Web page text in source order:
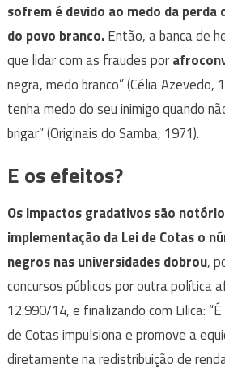
sofrem é devido ao medo da perda
do povo branco.Então, a banca de
que lidar com as fraudes por
negra, medo branco” (Célia Azevedo,
tenha medo do seu inimigo quando
brigar” (Originais do Samba, 1971).
E os efeitos?
Os impactos gradativos são
implementação da Lei de Cotas o
negros nas universidades dobrou,
concursos públicos por outra política
12.990/14, e finalizando com Lilica:
de Cotas impulsiona e promove a
diretamente na redistribuição de